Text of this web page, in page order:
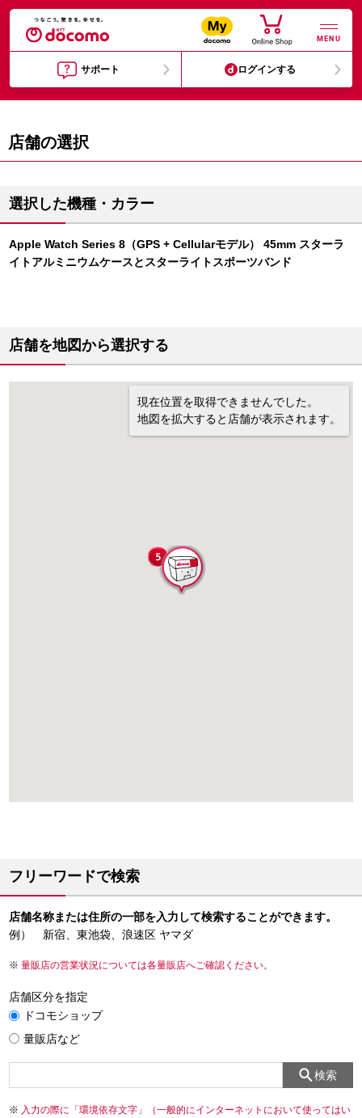
MENU
サポート ログインする
店舗の選択
選択した機種・カラー
Apple Watch Series 8（GPS + Cellularモデル） 45mm スターラ
イトアルミニウムケースとスターライトスポーツバンド
店舗を地図から選択する
現在位置を取得できませんでした。
地図を拡大すると店舗が表示されます。
フリーワードで検索
店舗名称または住所の一部を入力して検索することができます。
例） 新宿、東池袋、浪速区 ヤマダ
量販店の営業状況については各量販店へご確認ください。
店舗区分を指定
ドコモショップ
量販店など
検索
入力の際に「環境依存文字」（一般的にインターネットにおいて使ってはい